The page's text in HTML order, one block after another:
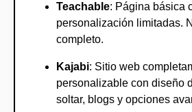
Teachable: Página básica
personalización limitadas.
completo.
Kajabi: Sitio web
personalizable con diseño
soltar, blogs y opciones